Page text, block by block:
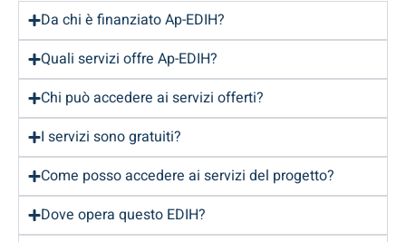
Da chi è finanziato Ap-EDIH?
Quali servizi offre Ap-EDIH?
Chi può accedere ai servizi offerti?
I servizi sono gratuiti?
Come posso accedere ai servizi del progetto?
Dove opera questo EDIH?